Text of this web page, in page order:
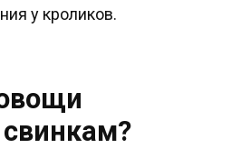
у кроликов.